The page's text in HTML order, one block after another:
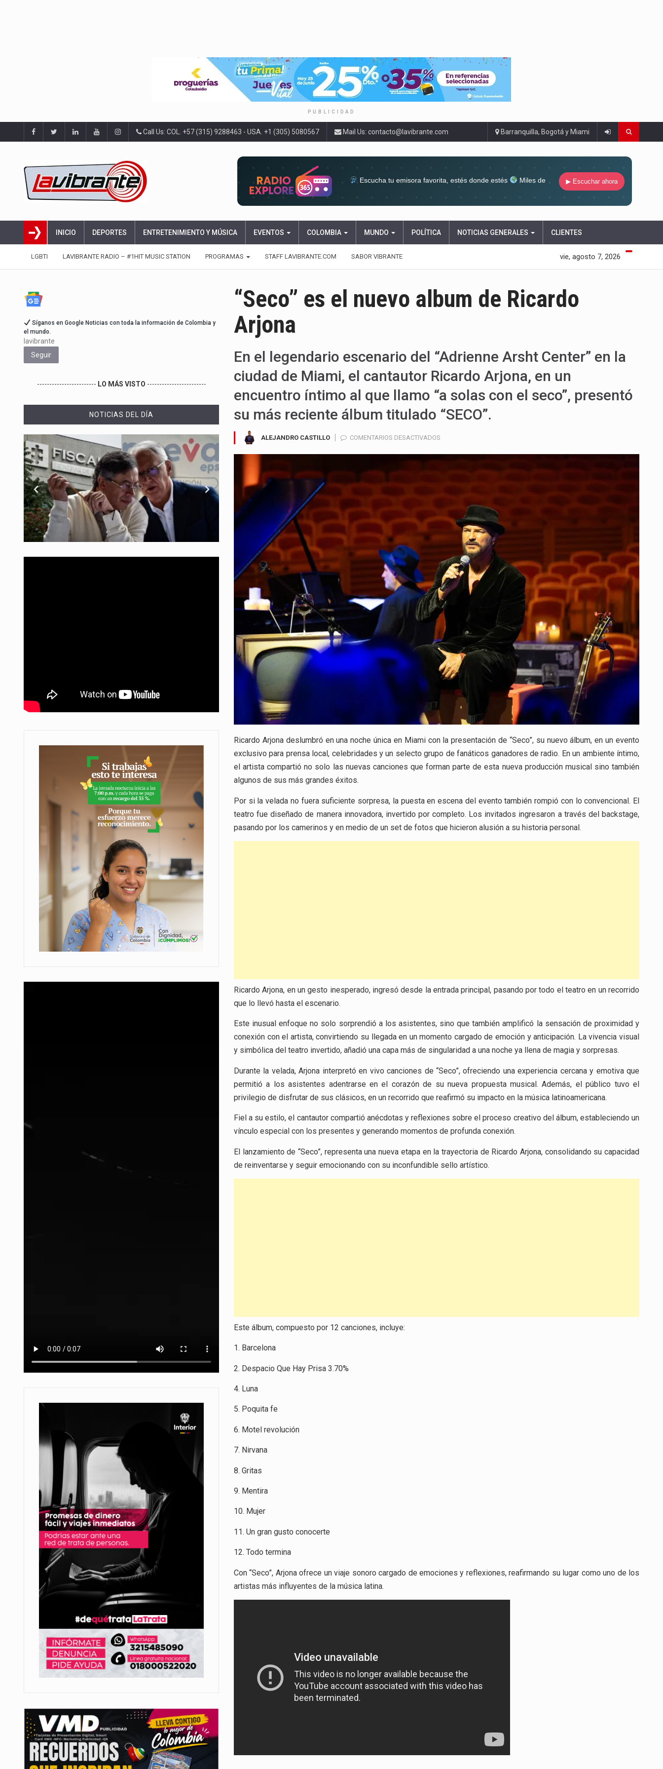
PUBLICIDAD
Call Us: COL. +57 (315) 9288463 - USA. +1 (305) 5080567 Mail Us: contacto@lavibrante.com Barranquilla, Bogotá y Miami
Escucha tu emisora favorita, estés donde estés
Miles de
▶ Escuchar ahora
INICIO DEPORTES ENTRETENIMIENTO Y MÚSICA EVENTOS COLOMBIA MUNDO POLÍTICA NOTICIAS GENERALES CLIENTES
LGBTI LAVIBRANTE RADIO – #1HIT MUSIC STATION PROGRAMAS STAFF LAVIBRANTE.COM SABOR VIBRANTE vie, agosto 7, 2026
“Seco” es el nuevo album de Ricardo
Arjona
En el legendario escenario del “Adrienne Arsht Center” en la
ciudad de Miami, el cantautor Ricardo Arjona, en un
encuentro íntimo al que llamo “a solas con el seco”, presentó
su más reciente álbum titulado “SECO”.
ALEJANDRO CASTILLO COMENTARIOS DESACTIVADOS
DE
RICARDO
ARJONA
Ricardo Arjona deslumbró en una noche única en Miami con la presentación de “Seco”, su nuevo álbum, en un evento
exclusivo para prensa local, celebridades y un selecto grupo de fanáticos ganadores de radio. En un ambiente íntimo,
el artista compartió no solo las nuevas canciones que forman parte de esta nueva producción musical sino también
algunos de sus más grandes éxitos.
Por si la velada no fuera suficiente sorpresa, la puesta en escena del evento también rompió con lo convencional. El
teatro fue diseñado de manera innovadora, invertido por completo. Los invitados ingresaron a través del backstage,
pasando por los camerinos y en medio de un set de fotos que hicieron alusión a su historia personal.
Ricardo Arjona, en un gesto inesperado, ingresó desde la entrada principal, pasando por todo el teatro en un recorrido
que lo llevó hasta el escenario.
Este inusual enfoque no solo sorprendió a los asistentes, sino que también amplificó la sensación de proximidad y
conexión con el artista, convirtiendo su llegada en un momento cargado de emoción y anticipación. La vivencia visual
y simbólica del teatro invertido, añadió una capa más de singularidad a una noche ya llena de magia y sorpresas.
Durante la velada, Arjona interpretó en vivo canciones de “Seco”, ofreciendo una experiencia cercana y emotiva que
permitió a los asistentes adentrarse en el corazón de su nueva propuesta musical. Además, el público tuvo el
privilegio de disfrutar de sus clásicos, en un recorrido que reafirmó su impacto en la música latinoamericana.
Fiel a su estilo, el cantautor compartió anécdotas y reflexiones sobre el proceso creativo del álbum, estableciendo un
vínculo especial con los presentes y generando momentos de profunda conexión.
El lanzamiento de “Seco”, representa una nueva etapa en la trayectoria de Ricardo Arjona, consolidando su capacidad
de reinventarse y seguir emocionando con su inconfundible sello artístico.
Este álbum, compuesto por 12 canciones, incluye:
1. Barcelona
2. Despacio Que Hay Prisa 3.70%
4. Luna
5. Poquita fe
6. Motel revolución
7. Nirvana
8. Gritas
9. Mentira
10. Mujer
11. Un gran gusto conocerte
12. Todo termina
Con “Seco”, Arjona ofrece un viaje sonoro cargado de emociones y reflexiones, reafirmando su lugar como uno de los
artistas más influyentes de la música latina.
Síganos en Google Noticias con toda la información de Colombia y
el mundo.
lavibrante
Seguir
------------------------ LO MÁS VISTO ------------------------
NOTICIAS DEL DÍA